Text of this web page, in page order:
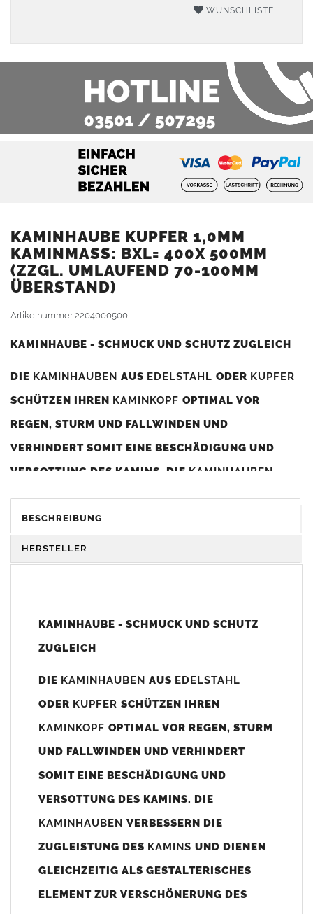
WUNSCHLISTE
KAMINHAUBE KUPFER 1,0MM
KAMINMASS: BXL= 400X 500MM (
ZZGL. UMLAUFEND 70-100MM Ü
BERSTAND)
Artikelnummer2204000500
KAMINHAUBE - SCHMUCK UND SCHUTZ ZUGLEICH
DIE KAMINHAUBEN AUS EDELSTAHL ODER KUPFER
SCHÜTZEN IHREN KAMINKOPF OPTIMAL VOR
REGEN, STURM UND FALLWINDEN UND
VERHINDERT SOMIT EINE BESCHÄDIGUNG UND
VERSOTTUNG DES KAMINS. DIE KAMINHAUBEN
DIENEN GLEICHZEITIG ALS GESTALTERISCHES
ELEMENT ZUR VERSCHÖNERUNG DES BAUWERKS.
Unsere Maßangaben beziehen sich immer auf das
800mm x 740-800mm angefertigt (siehe Bild/Zeichnung unten).
angefertigt werden (bitte anfragen).
(siehe Bild/Zeichnung unten) angefertigt. Sollten die Bohrungen
nicht passen dann bitte "ohne"Bohrungen (Auswahlfeld)
bis 500mm Kaminbreite: Abstand vom Kaminrand ca.
80mm
BESCHREIBUNG
HERSTELLER
KAMINHAUBE - SCHMUCK UND SCHUTZ
ZUGLEICH
DIE KAMINHAUBEN AUS EDELSTAHL
ODER KUPFER SCHÜTZEN IHREN
KAMINKOPF OPTIMAL VOR REGEN, STURM
UND FALLWINDEN UND VERHINDERT
SOMIT EINE BESCHÄDIGUNG UND
VERSOTTUNG DES KAMINS. DIE
KAMINHAUBEN VERBESSERN DIE
ZUGLEISTUNG DES KAMINS UND DIENEN
GLEICHZEITIG ALS GESTALTERISCHES
ELEMENT ZUR VERSCHÖNERUNG DES